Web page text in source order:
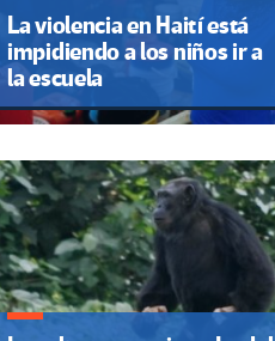
La violencia en Haití está
impidiendo a los niños ir a
la escuela